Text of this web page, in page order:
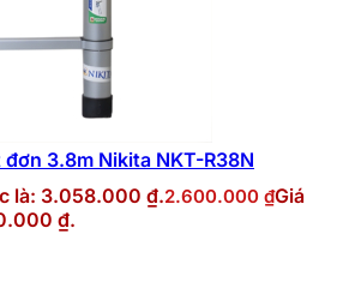
3.8m Nikita NKT-R38N
là: 3.058.000 ₫.2.600.000 ₫Giá
₫.